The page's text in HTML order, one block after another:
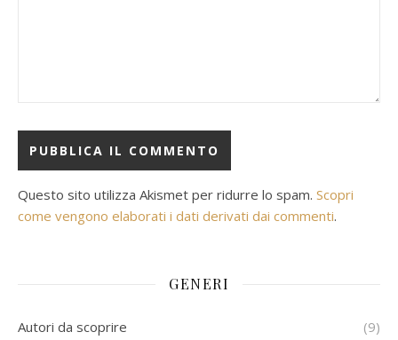
Questo sito utilizza Akismet per ridurre lo spam. Scopri
come vengono elaborati i dati derivati dai commenti.
GENERI
Autori da scoprire (9)